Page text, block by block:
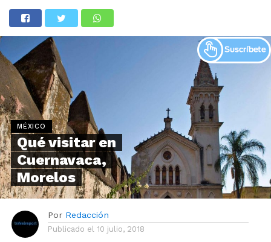
MÉXICO
Qué visitar en
Cuernavaca,
Morelos
Por Redacción
Publicado el 10 julio, 2018